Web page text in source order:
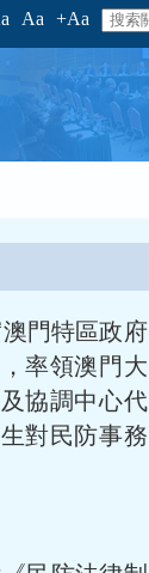
Aa +Aa
門特區政府
率領澳門大
協調中心代
對民防事務